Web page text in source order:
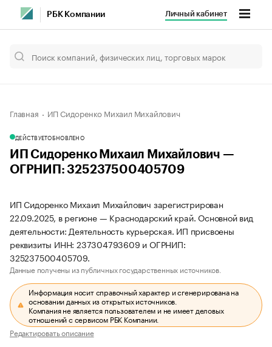
РБК Компании Личный кабинет
Главная ИП Сидоренко Михаил Михайлович
ДЕЙСТВУЕТОБНОВЛЕНО
ИП Сидоренко Михаил Михайлович —
ОГРНИП: 325237500405709
ИП Сидоренко Михаил Михайлович зарегистрирован
22.09.2025, в регионе — Краснодарский край. Основной вид
деятельности: Деятельность курьерская. ИП присвоены
реквизиты ИНН: 237304793609 и ОГРНИП:
325237500405709.
Данные получены из публичных государственных источников.
Информация носит справочный характер и сгенерирована на
основании данных из открытых источников.
Компания не является пользователем и не имеет деловых
отношений с сервисом РБК Компании.
Редактировать описание